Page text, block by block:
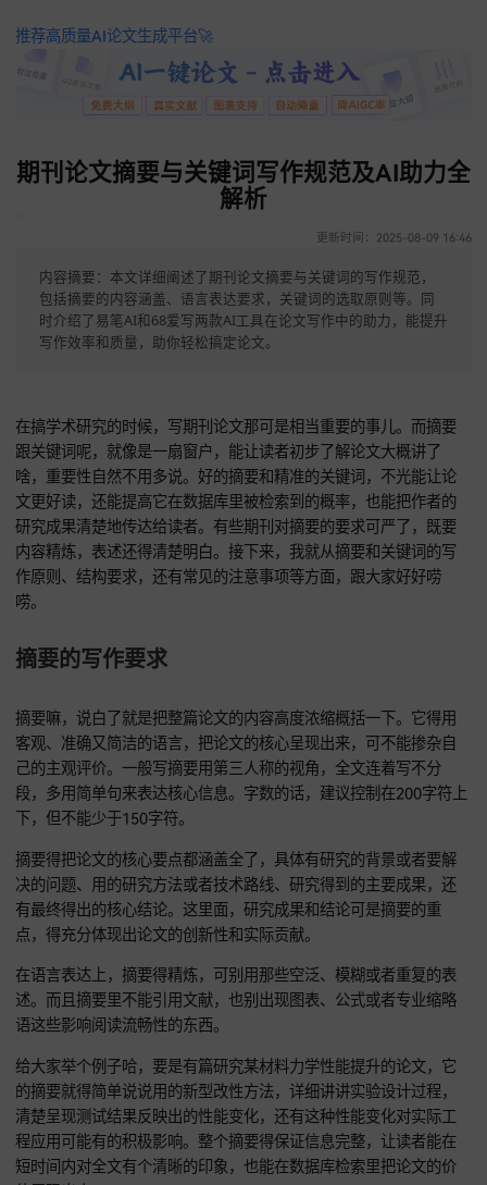
推荐高质量AI论文生成平台🚀
期刊论文摘要与关键词写作规范及AI助
内容摘要：本文详细阐述了期刊论文摘要与关键词的写作规范，
包括摘要的内容涵盖、语言表达要求，关键词的选取原则等。同
时介绍了易笔AI和68爱写两款AI工具在论文写作中的助力，能提
在搞学术研究的时候，写期刊论文那可是相当重要的事儿。而
跟关键词呢，就像是一扇窗户，能让读者初步了解论文大概讲
啥，重要性自然不用多说。好的摘要和精准的关键词，不光能
文更好读，还能提高它在数据库里被检索到的概率，也能把作
研究成果清楚地传达给读者。有些期刊对摘要的要求可严了，
内容精炼，表述还得清楚明白。接下来，我就从摘要和关键词
唠。
摘要的写作要求
摘要嘛，说白了就是把整篇论文的内容高度浓缩概括一下。它
客观、准确又简洁的语言，把论文的核心呈现出来，可不能掺
己的主观评价。一般写摘要用第三人称的视角，全文连着写不
段，多用简单句来表达核心信息。字数的话，建议控制在200
下，但不能少于150字符。
决的问题、用的研究方法或者技术路线、研究得到的主要成果
有最终得出的核心结论。这里面，研究成果和结论可是摘要的
点，得充分体现出论文的创新性和实际贡献。
在语言表达上，摘要得精炼，可别用那些空泛、模糊或者重复
述。而且摘要里不能引用文献，也别出现图表、公式或者专业
语这些影响阅读流畅性的东西。